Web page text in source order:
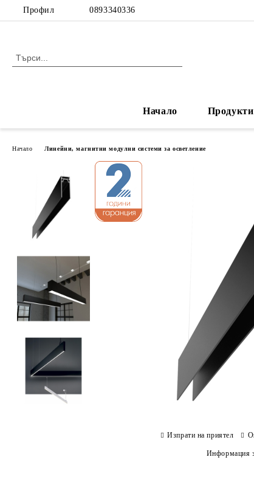
Профил 0893340336
Начало Продукти
Начало Линейни, магнитни модулни системи за осветление
Изпрати на приятел
Информация